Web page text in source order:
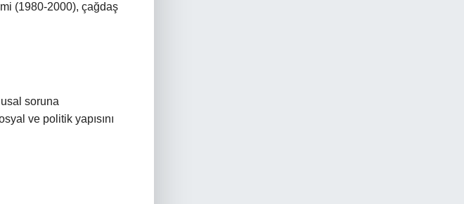
(1980-2000), çağdaş
soruna
ve politik yapısını